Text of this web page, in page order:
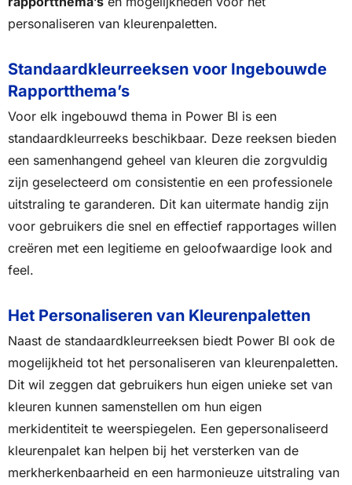
personaliseren van kleurenpaletten.
Standaardkleurreeksen voor Ingebouwde
Rapportthema’s
Voor elk ingebouwd thema in Power BI is een
standaardkleurreeks beschikbaar. Deze reeksen bieden
een samenhangend geheel van kleuren die zorgvuldig
zijn geselecteerd om consistentie en een professionele
uitstraling te garanderen. Dit kan uitermate handig zijn
voor gebruikers die snel en effectief rapportages willen
creëren met een legitieme en geloofwaardige look and
feel.
Het Personaliseren van Kleurenpaletten
Naast de standaardkleurreeksen biedt Power BI ook de
mogelijkheid tot het personaliseren van kleurenpaletten.
Dit wil zeggen dat gebruikers hun eigen unieke set van
kleuren kunnen samenstellen om hun eigen
merkidentiteit te weerspiegelen. Een gepersonaliseerd
kleurenpalet kan helpen bij het versterken van de
merkherkenbaarheid en een harmonieuze uitstraling van